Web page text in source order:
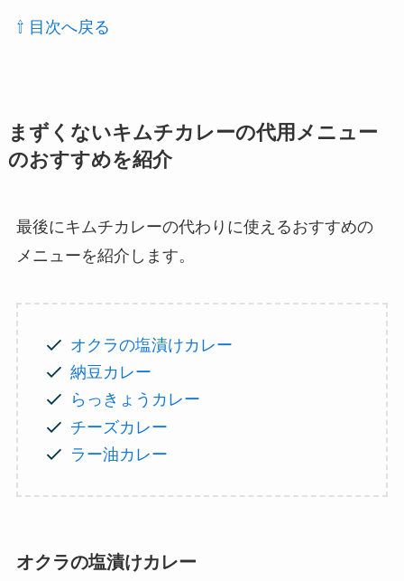
⇧ 目次へ戻る
まずくないキムチカレーの代用メニュー
のおすすめを紹介
最後にキムチカレーの代わりに使えるおすすめの
メニューを紹介します。
オクラの塩漬けカレー
納豆カレー
らっきょうカレー
チーズカレー
ラー油カレー
オクラの塩漬けカレー